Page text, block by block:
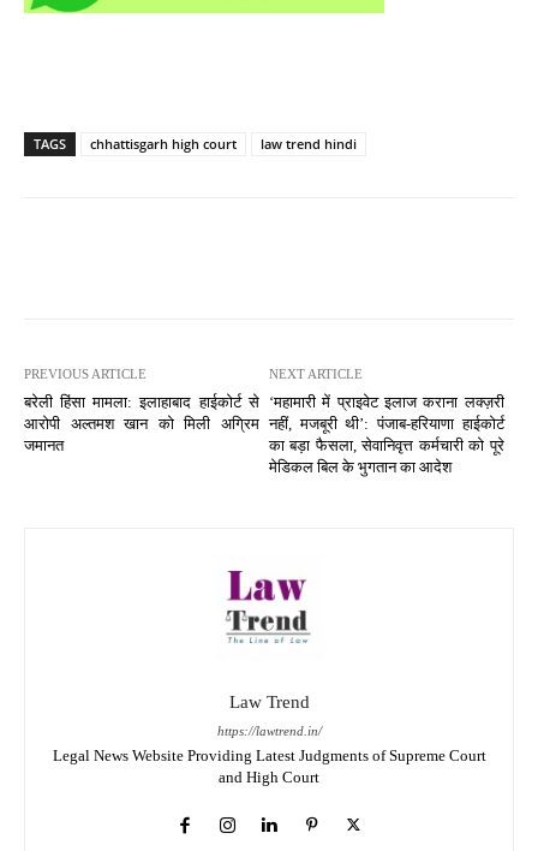
TAGS chhattisgarh high court law trend hindi
PREVIOUS ARTICLE
बरेली हिंसा मामला: इलाहाबाद हाईकोर्ट से
आरोपी अल्तमश खान को मिली अग्रिम
जमानत
NEXT ARTICLE
‘महामारी में प्राइवेट इलाज कराना लक्ज़री
नहीं, मजबूरी थी’: पंजाब-हरियाणा हाईकोर्ट
का बड़ा फैसला, सेवानिवृत्त कर्मचारी को पूरे
मेडिकल बिल के भुगतान का आदेश
Law Trend
https://lawtrend.in/
Legal News Website Providing Latest Judgments of Supreme Court
and High Court